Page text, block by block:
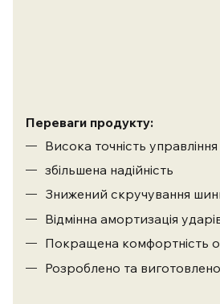
Переваги продукту:
Висока точність управління
збільшена надійність
Знижений скручування
Відмінна амортизація
Покращена комфортність
Розроблено та